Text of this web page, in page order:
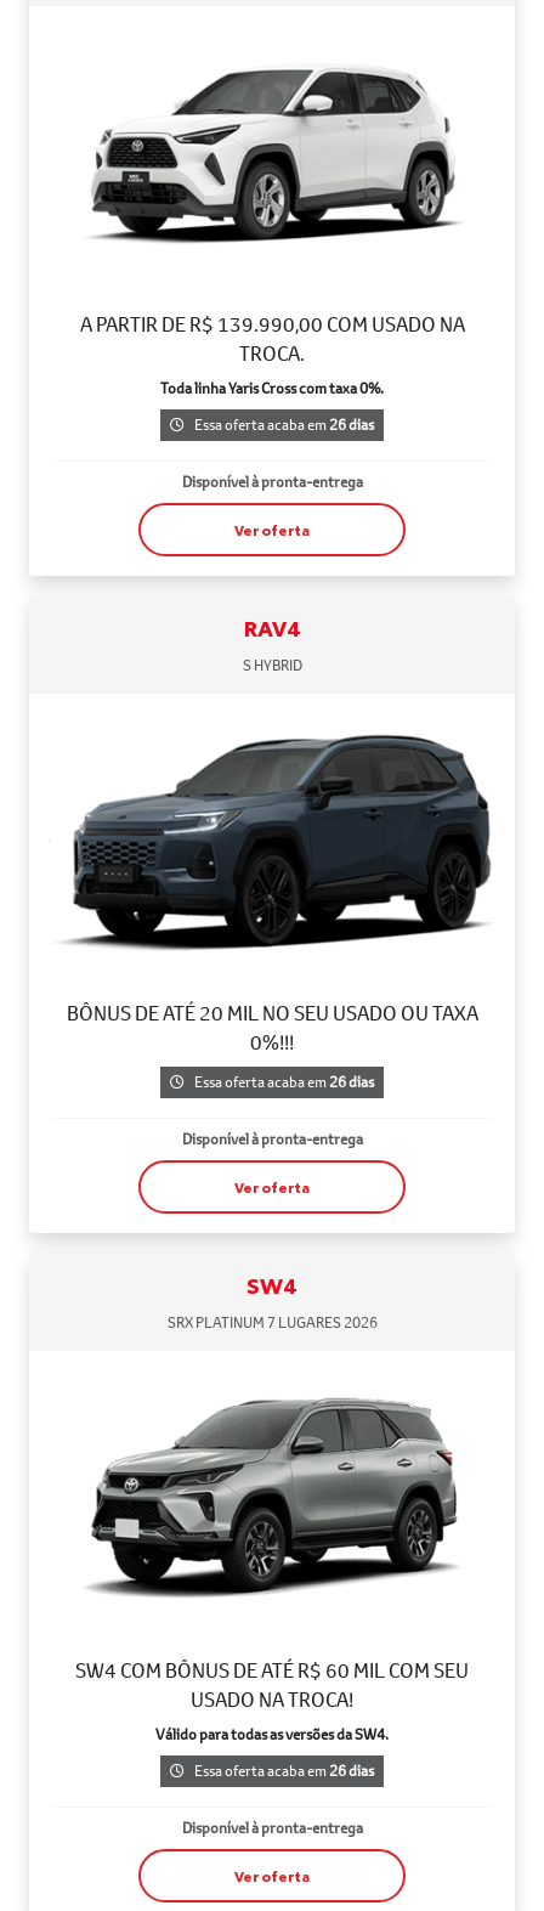
A PARTIR DE R$ 139.990,00 COM USADO NA
TROCA.
Toda linha Yaris Cross com taxa 0%.
Essa oferta acaba em26 dias
Disponível à pronta-entrega
Ver oferta
RAV4
S HYBRID
BÔNUS DE ATÉ 20 MIL NO SEU USADO OU TAXA
0%!!!
Essa oferta acaba em26 dias
Disponível à pronta-entrega
Ver oferta
SW4
SRX PLATINUM 7 LUGARES 2026
SW4 COM BÔNUS DE ATÉ R$ 60 MIL COM SEU
USADO NA TROCA!
Válido para todas as versões da SW4.
Essa oferta acaba em26 dias
Disponível à pronta-entrega
Ver oferta